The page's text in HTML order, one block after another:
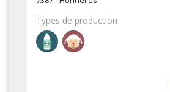
Types de production